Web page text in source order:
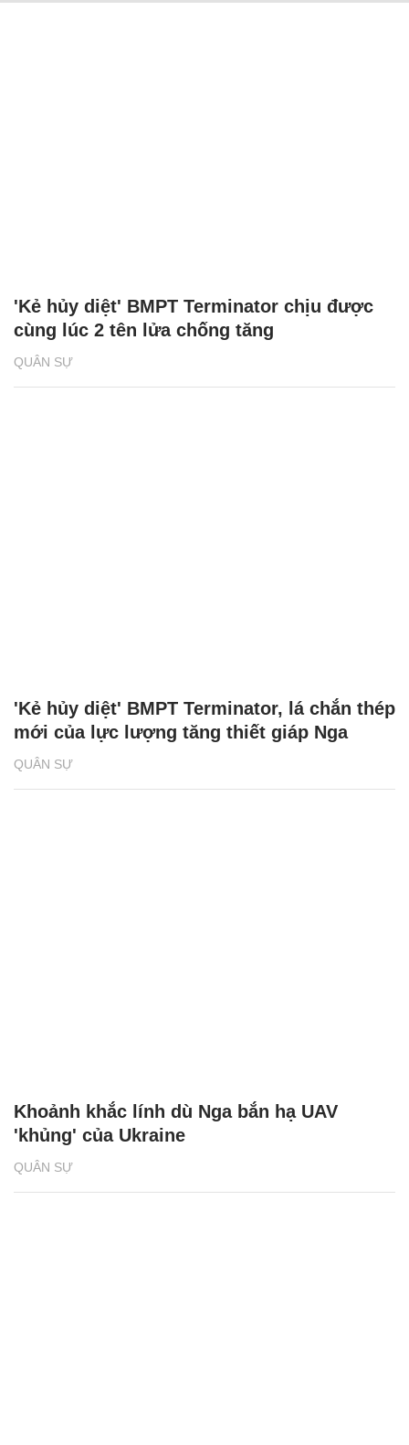
QUÂN SỰ
'Kẻ hủy diệt' BMPT Terminator chịu được
cùng lúc 2 tên lửa chống tăng
QUÂN SỰ
'Kẻ hủy diệt' BMPT Terminator, lá chắn thép
mới của lực lượng tăng thiết giáp Nga
QUÂN SỰ
Khoảnh khắc lính dù Nga bắn hạ UAV
'khủng' của Ukraine